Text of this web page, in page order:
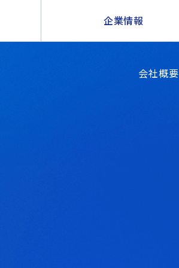
企業情報
会社概要